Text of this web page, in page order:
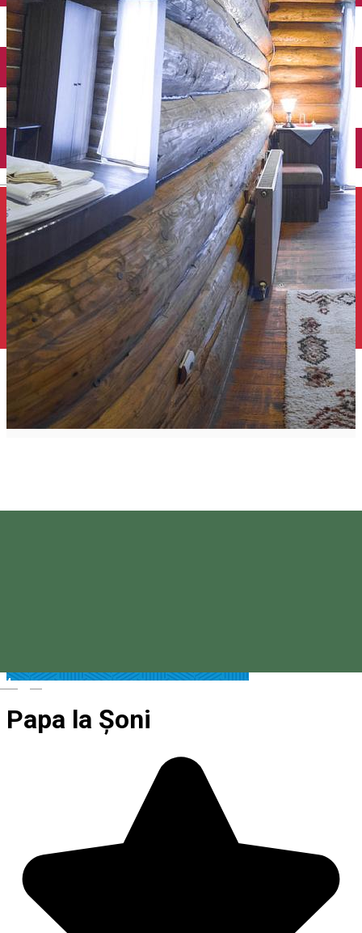
English
Magyar
Închirieri auto
Închirieri de biciclete
Papa la Șoni